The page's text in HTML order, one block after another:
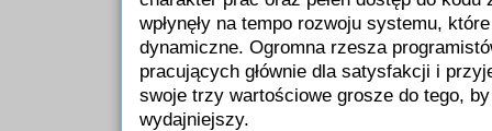
wpłynęły na tempo rozwoju systemu,
dynamiczne. Ogromna rzesza
pracujących głównie dla satysfakcji i
swoje trzy wartościowe grosze do tego,
wydajniejszy.